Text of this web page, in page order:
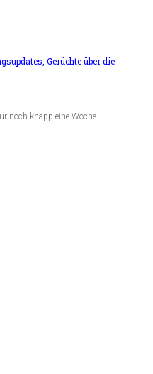
Gerüchte über die
noch knapp eine Woche …